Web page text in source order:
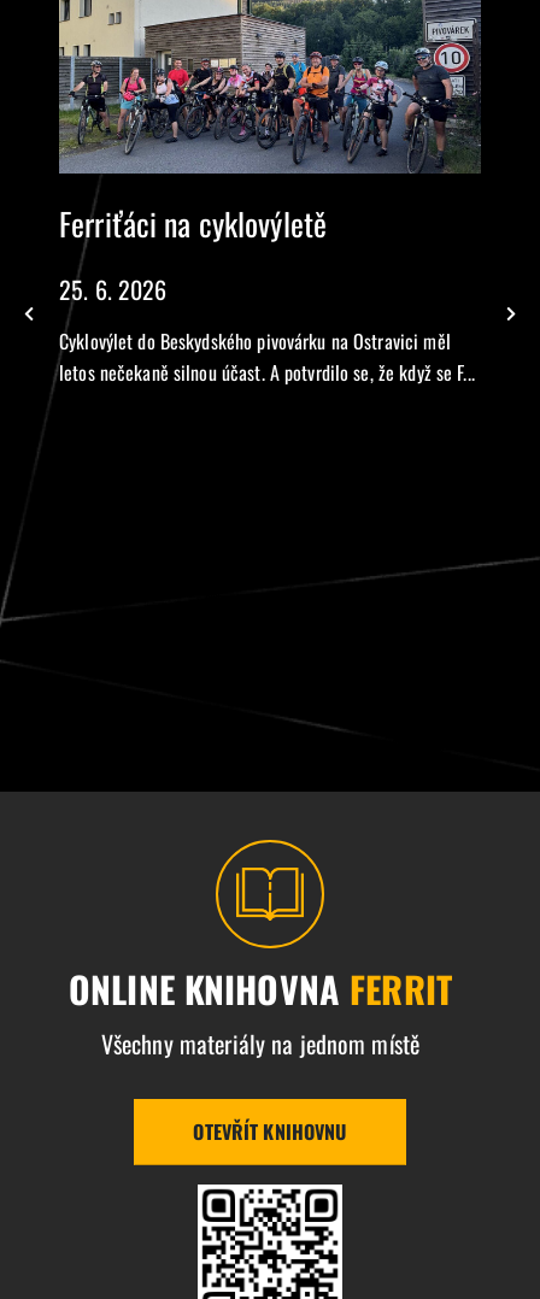
Ferriťáci na cyklovýletě
25. 6. 2026
Cyklovýlet do Beskydského pivovárku na Ostravici měl
letos nečekaně silnou účast. A potvrdilo se, že když se F...
ONLINE KNIHOVNA FERRIT
Všechny materiály na jednom místě
OTEVŘÍT KNIHOVNU